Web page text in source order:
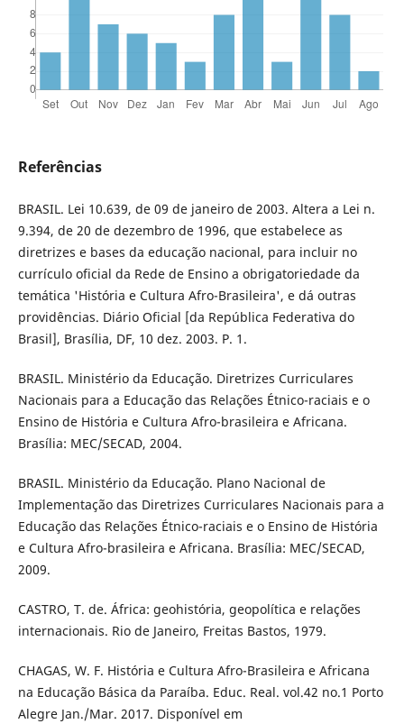
Referências
BRASIL. Lei 10.639, de 09 de janeiro de 2003. Altera a Lei n.
9.394, de 20 de dezembro de 1996, que estabelece as
diretrizes e bases da educação nacional, para incluir no
currículo oficial da Rede de Ensino a obrigatoriedade da
temática 'História e Cultura Afro-Brasileira', e dá outras
providências. Diário Oficial [da República Federativa do
Brasil], Brasília, DF, 10 dez. 2003. P. 1.
BRASIL. Ministério da Educação. Diretrizes Curriculares
Nacionais para a Educação das Relações Étnico-raciais e o
Ensino de História e Cultura Afro-brasileira e Africana.
Brasília: MEC/SECAD, 2004.
BRASIL. Ministério da Educação. Plano Nacional de
Implementação das Diretrizes Curriculares Nacionais para a
Educação das Relações Étnico-raciais e o Ensino de História
e Cultura Afro-brasileira e Africana. Brasília: MEC/SECAD,
2009.
CASTRO, T. de. África: geohistória, geopolítica e relações
internacionais. Rio de Janeiro, Freitas Bastos, 1979.
CHAGAS, W. F. História e Cultura Afro-Brasileira e Africana
na Educação Básica da Paraíba. Educ. Real. vol.42 no.1 Porto
Alegre Jan./Mar. 2017. Disponível em